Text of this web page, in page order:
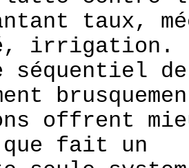
taux,
irrigation.
séquentiel
offrent
fait un